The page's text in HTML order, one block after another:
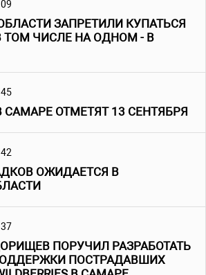
ЗАПРЕТИЛИ КУПАТЬСЯ
ТОМ ЧИСЛЕ НА ОДНОМ - В
ОТМЕТЯТ 13 СЕНТЯБРЯ
ОЖИДАЕТСЯ В
ПОРУЧИЛ РАЗРАБОТАТЬ
ПОСТРАДАВШИХ